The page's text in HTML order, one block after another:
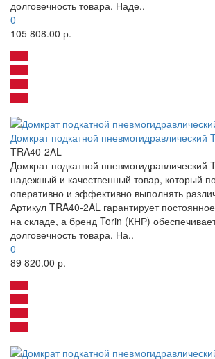
долговечность товара. Наде..
0
105 808.00 р.
Домкрат подкатной пневмогидравлический
TRA40-2AL
Домкрат подкатной пневмогидравлический
надежный и качественный товар, который
оперативно и эффективно выполнять
Артикул TRA40-2AL гарантирует
на складе, а бренд Torin (КНР)
долговечность товара. На..
0
89 820.00 р.